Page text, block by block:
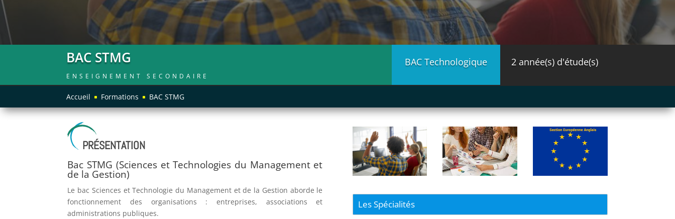
BAC STMG
ENSEIGNEMENT SECONDAIRE
BAC Technologique 2 année(s) d'étude(s)
Accueil ^ Formations ^ BAC STMG
PRÉSENTATION
Bac STMG (Sciences et Technologies du Management et
de la Gestion)
Le bac Sciences et Technologie du Management et de la Gestion aborde le
fonctionnement des organisations : entreprises, associations et
administrations publiques.
Les Spécialités